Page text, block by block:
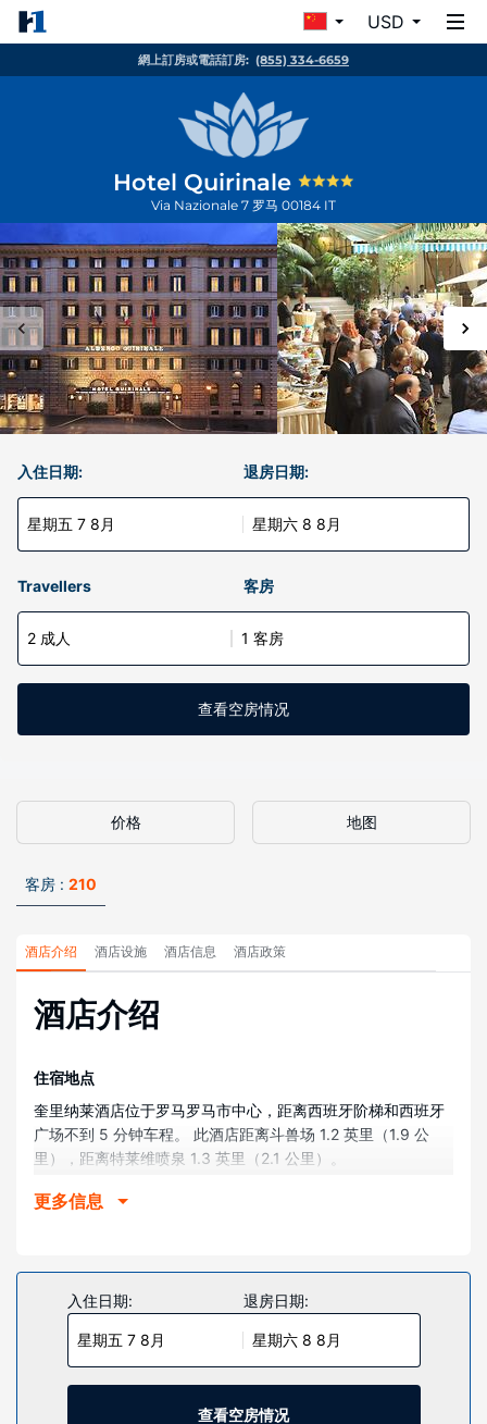
USD
網上訂房或電話訂房: (855) 334-6659
Hotel Quirinale
Via Nazionale 7 罗马 00184 IT
入住日期:
星期五 7 8月
退房日期:
星期六 8 8月
Travellers 客房
2 成人 1 客房
查看空房情况
价格 地图
客房 : 210
酒店介绍 酒店设施 酒店信息 酒店政策
酒店介绍
住宿地点
奎里纳莱酒店位于罗马罗马市中心，距离西班牙阶梯和西班牙
广场不到 5 分钟车程。 此酒店距离斗兽场 1.2 英里（1.9 公
里），距离特莱维喷泉 1.3 英里（2.1 公里）。
客房
频道可满足您的娱乐需求。配备淋浴/盆浴组合的私人浴室提供
免费洗浴用品和坐浴桶。便利设施包括电话，以及保险箱和书
物业设施
享受健身中心等度假设施，或者到花园欣赏美景。此酒店还提
供免费 WiFi、礼宾服务和婚庆服务。
更多信息
入住日期:
星期五 7 8月
退房日期:
星期六 8 8月
查看空房情况